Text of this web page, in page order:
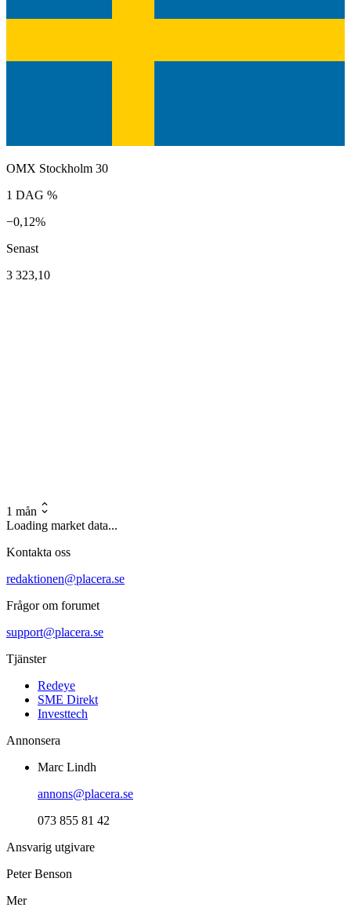
OMX Stockholm 30
1 DAG %
−0,12%
Senast
3 323,10
1 mån
Loading market data...
Kontakta oss
redaktionen@placera.se
Frågor om forumet
support@placera.se
Tjänster
Redeye
SME Direkt
Investtech
Annonsera
Marc Lindh
annons@placera.se
073 855 81 42
Ansvarig utgivare
Peter Benson
Mer